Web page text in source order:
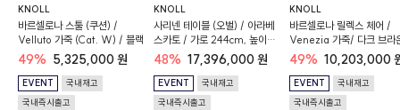
KNOLL
바르셀로나 스툴 (쿠션) /
Velluto 가죽 (Cat. W) / 블랙
49% 5,325,000 원
EVENT
국내재고
국내즉시출고
KNOLL
사리넨 테이블 (오벌) / 아라베
스카토 / 가로 244cm, 높이
74cm / 새틴 마감
48% 17,396,000 원
EVENT
국내재고
국내즉시출고
KNOLL
바르셀로나 릴렉스 체어 /
Venezia 가죽/ 다크 브라
49% 10,203,000
EVENT
국내재고
국내즉시출고